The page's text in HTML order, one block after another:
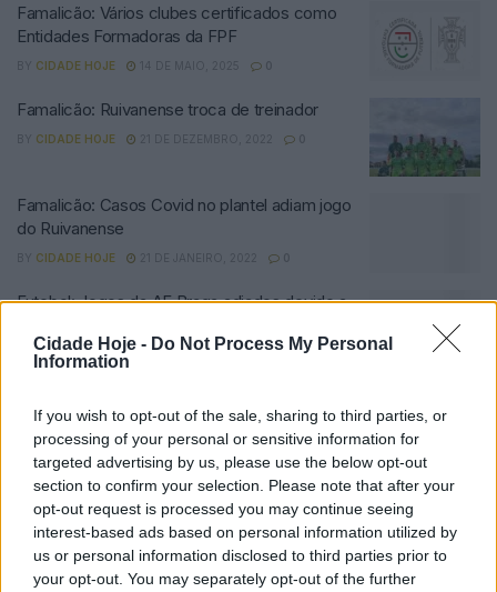
Cidade Hoje - Do Not Process My Personal
Information
If you wish to opt-out of the sale, sharing to third parties, or
processing of your personal or sensitive information for
targeted advertising by us, please use the below opt-out
section to confirm your selection. Please note that after your
opt-out request is processed you may continue seeing
interest-based ads based on personal information utilized by
us or personal information disclosed to third parties prior to
your opt-out. You may separately opt-out of the further
Famalicão: Vários clubes certificados como
Entidades Formadoras da FPF
BY CIDADE HOJE 14 DE MAIO, 2025 0
Famalicão: Ruivanense troca de treinador
BY CIDADE HOJE 21 DE DEZEMBRO, 2022 0
Famalicão: Casos Covid no plantel adiam jogo
do Ruivanense
BY CIDADE HOJE 21 DE JANEIRO, 2022 0
Futebol: Jogos da AF Braga adiados devido a
CIDADE HOJE 7 DE JANEIRO, 2022 0
entidade formadora 3 estrelas.
CIDADE HOJE 28 DE JUNHO, 2021
FC Famalicão, CD Lousado, GD Joane e
Ruivanense AC recebem placas de
certificação da época 19/20